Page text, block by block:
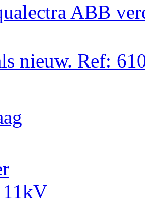
ABB
nieuw. Ref: